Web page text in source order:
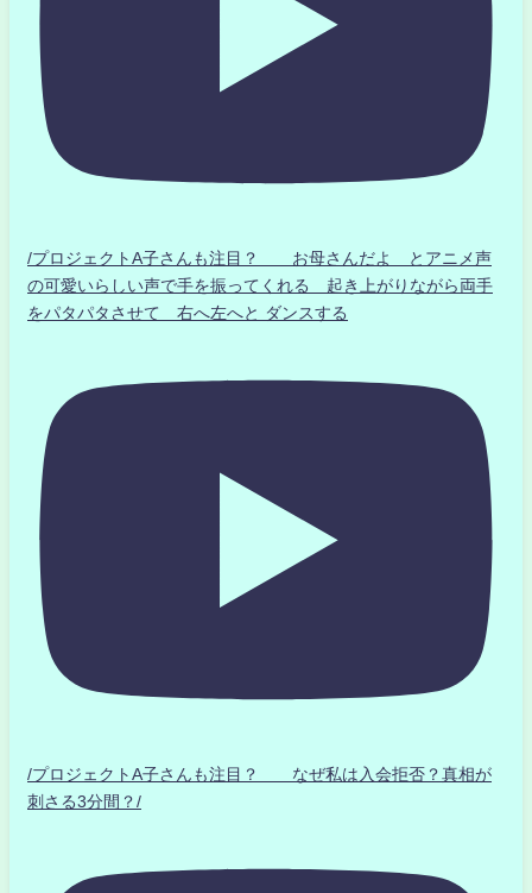
/プロジェクトA子さんも注目？ お母さんだよ とアニメ声
の可愛いらしい声で手を振ってくれる 起き上がりながら両手
をパタパタさせて 右へ左へと ダンスする
/プロジェクトA子さんも注目？ なぜ私は入会拒否？真相が
刺さる3分間？/